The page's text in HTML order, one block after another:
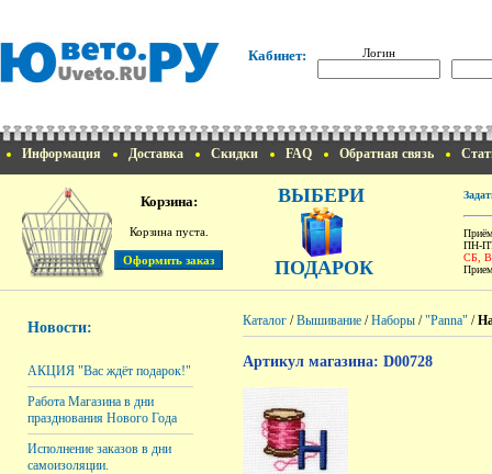
Кабинет: Логин
Информация Доставка Скидки FAQ Обратная связь
Корзина:
Корзина пуста.
ВЫБЕРИ
ПОДАРОК
ПН-
СБ,
Новости:
АКЦИЯ "Вас ждёт подарок!"
Работа Магазина в дни
празднования Нового Года
Исполнение заказов в дни
самоизоляции.
Каталог /Вышивание /Наборы /"Panna" /
Артикул магазина: D00728